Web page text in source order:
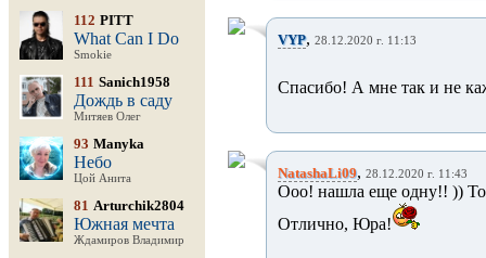
112 PITT
What Can I Do
Smokie
111 Sanich1958
Дождь в саду
Митяев Олег
93 Manyka
Небо
Цой Анита
81 Arturchik2804
Южная мечта
Ждамиров Владимир
VYP, 28.12.2020 г. 11:13
Спасибо! А мне так и не
NatashaLi09, 28.12.2020 г. 11:43
Ооо! нашла еще одну!! ))
Отлично, Юра!